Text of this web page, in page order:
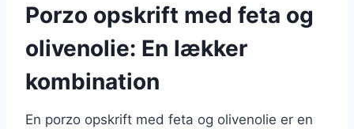
Porzo opskrift med feta og
olivenolie: En lækker
kombination
En porzo opskrift med feta og olivenolie er en